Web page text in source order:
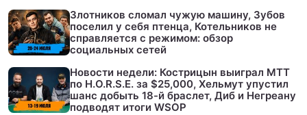
Злотников сломал чужую машину, Зубов
поселил у себя птенца, Котельников не
справляется с режимом: обзор
социальных сетей
Новости недели: Кострицын выиграл МТТ
по H.O.R.S.E. за $25,000, Хельмут упустил
шанс добыть 18-й браслет, Диб и Негреану
подводят итоги WSOP